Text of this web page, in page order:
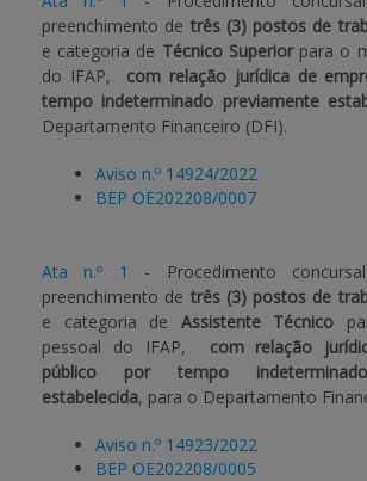
preenchimento de três (3) postos de
e categoria de Técnico Superiorpara o
do IFAP, com relação jurídica de
tempo indeterminado previamente
Departamento Financeiro (DFI).
Aviso n.º 14924/2022
BEP OE202208/0007
Ata n.º 1
- Procedimento
preenchimento de três (3) postos de
e categoria de Assistente Técnico
pessoal do IFAP, com relação
público por tempo
estabelecida, para o Departamento
Aviso n.º 14923/2022
BEP OE202208/0005